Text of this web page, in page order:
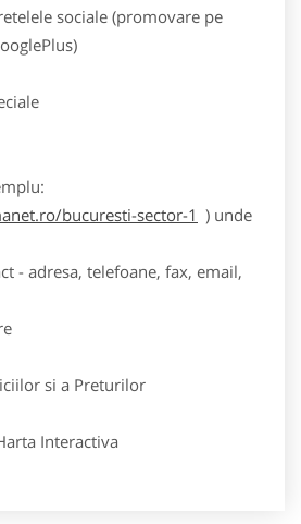
sociale (promovare pe
bucuresti-sector-1 ) unde
- adresa, telefoane, fax, email,
si a Preturilor
Interactiva